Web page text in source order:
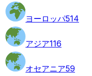
ヨーロッパ514
アジア116
オセアニア59